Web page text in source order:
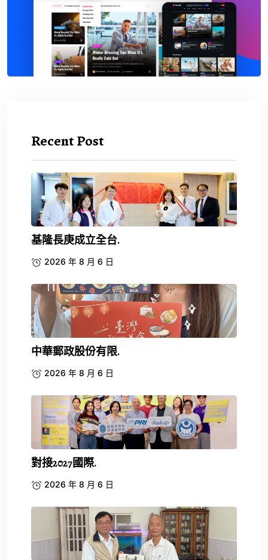
Recent Post
基隆長庚成立全台.
2026 年 8 月 6 日
中華郵政股份有限.
2026 年 8 月 6 日
對接2027國際.
2026 年 8 月 6 日